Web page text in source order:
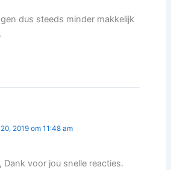
dus steeds minder makkelijk
2019 om 11:48 am
Dank voor jou snelle reacties.